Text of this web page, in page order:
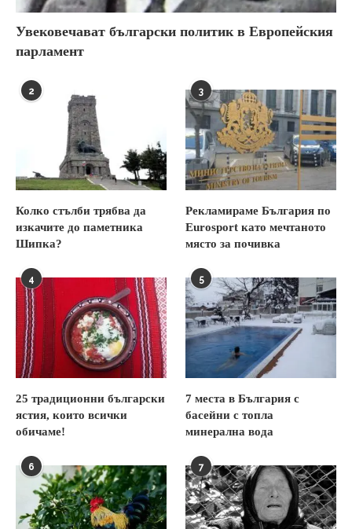
Увековечават български политик в Европейския
парламент
2
Колко стълби трябва да
изкачите до паметника
Шипка?
3
Рекламираме България по
Eurosport като мечтаното
място за почивка
4
25 традиционни български
ястия, които всички
обичаме!
5
7 места в България с
басейни с топла
минерална вода
6 7